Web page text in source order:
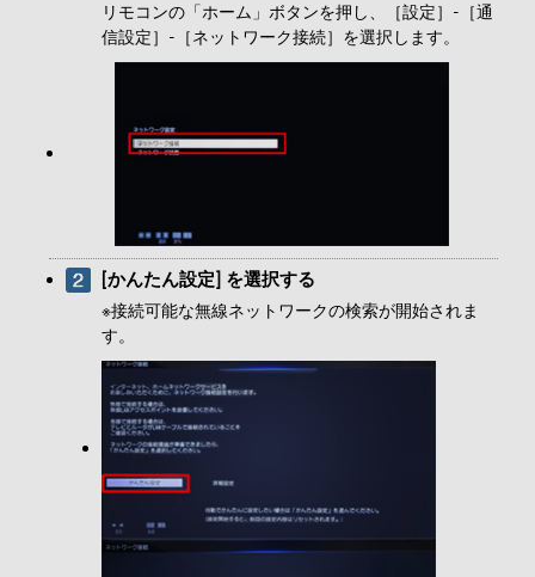
リモコンの「ホーム」ボタンを押し、［設定］-［通
信設定］-［ネットワーク接続］を選択します。
[かんたん設定] を選択する
※接続可能な無線ネットワークの検索が開始されま
す。